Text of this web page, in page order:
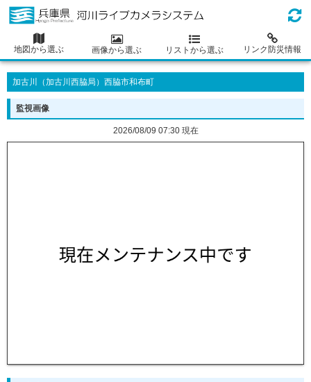
地図から選ぶ 画像から選ぶ リストから選ぶ リンク防災情報
加古川（加古川西脇局）西脇市和布町
監視画像
2026/08/09 07:30 現在